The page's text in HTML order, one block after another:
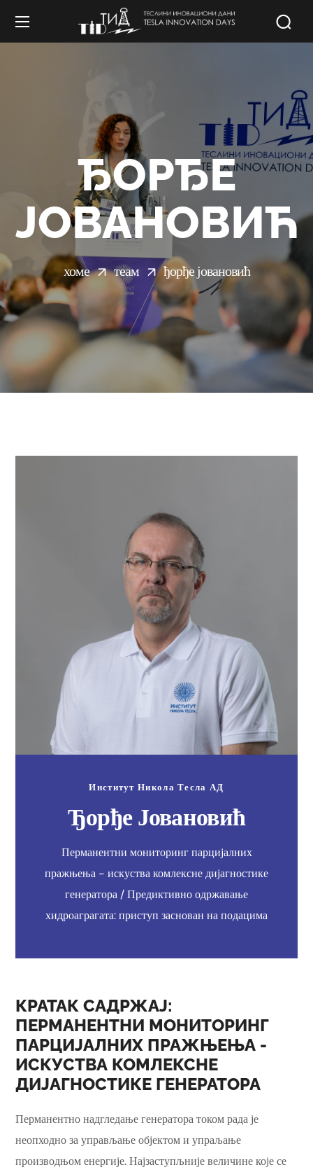
ЂОРЂЕ
ЈОВАНОВИЋ
хоме теам ђорђе јовановић
Институт Никола Тесла АД
Ђорђе Јовановић
Перманентни мониторинг парцијалних
пражњења - искуства комлексне дијагностике
генератора / Предиктивно одржавање
хидроаграгата: приступ заснован на подацима
КРАТАК САДРЖАЈ:
ПЕРМАНЕНТНИ МОНИТОРИНГ
ПАРЦИЈАЛНИХ ПРАЖЊЕЊА -
ИСКУСТВА КОМЛЕКСНЕ
ДИЈАГНОСТИКЕ ГЕНЕРАТОРА
Перманентно надгледање генератора током рада је
неопходно за управљање објектом и упраљање
производњом енергије. Најзаступљније величине које се